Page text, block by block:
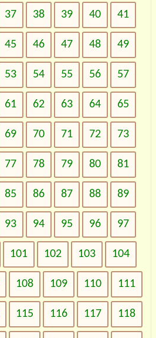
37 38 39 40 41
45 46 47 48 49
53 54 55 56 57
61 62 63 64 65
69 70 71 72 73
77 78 79 80 81
85 86 87 88 89
93 94 95 96 97
101 102 103 104
108 109 110 111
115 116 117 118